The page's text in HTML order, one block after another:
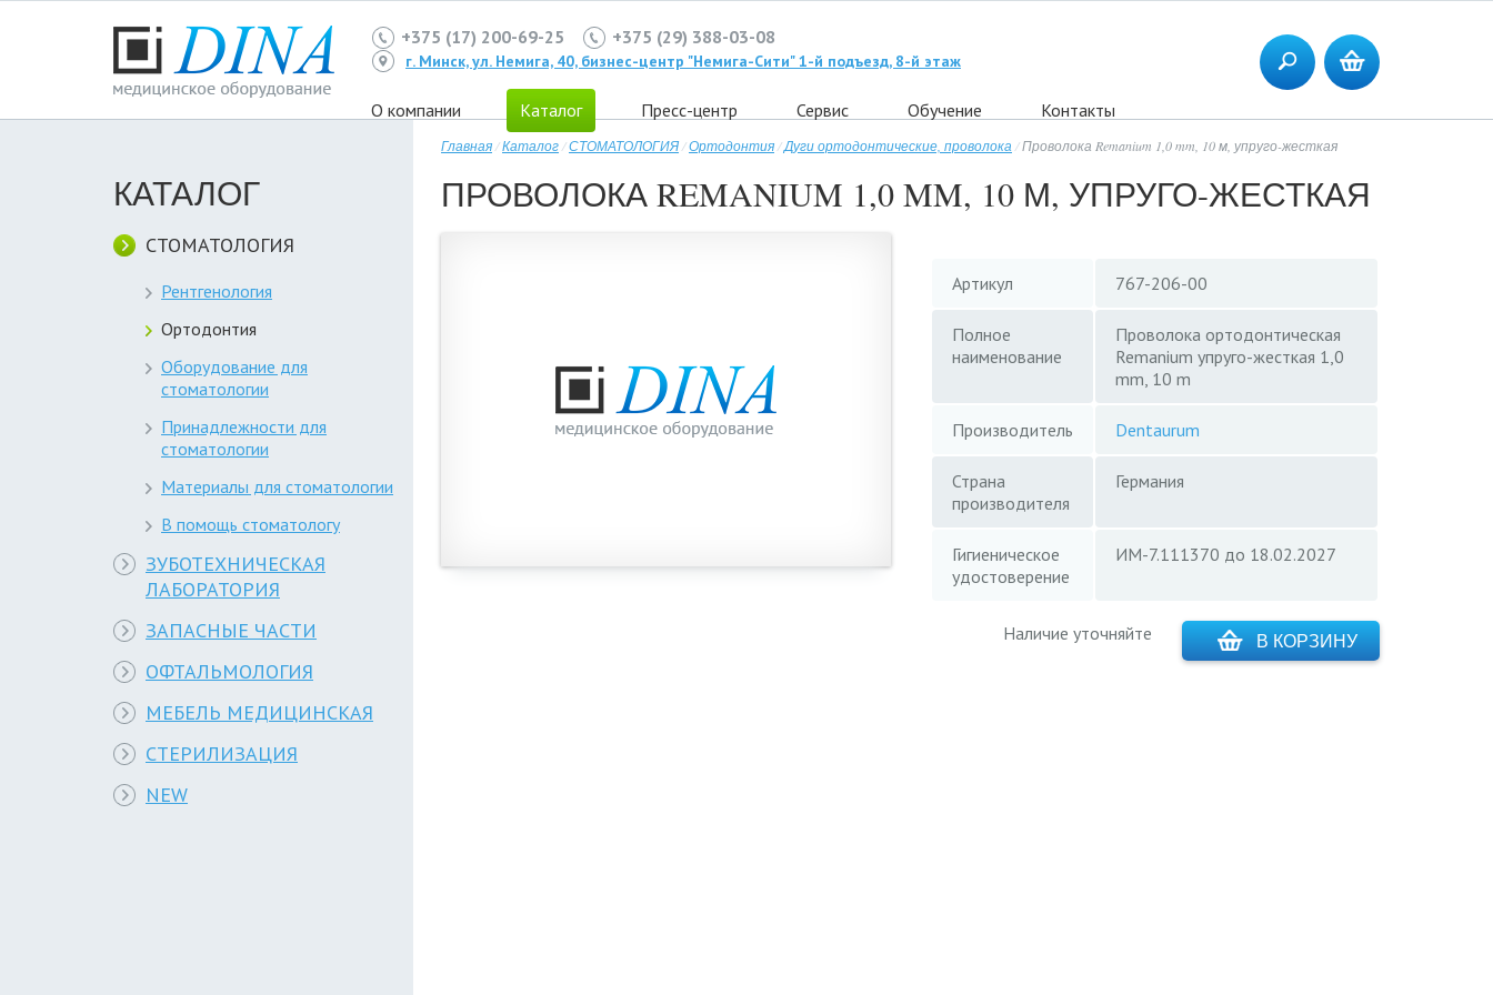
+375 (17) 200-69-25 +375 (29) 388-03-08
г. Минск, ул. Немига, 40, бизнес-центр "Немига-Сити" 1-й подъезд, 8-й этаж
О компании Каталог Пресс-центр Сервис Обучение Контакты
КАТАЛОГ
СТОМАТОЛОГИЯ
Рентгенология
Ортодонтия
Оборудование для
стоматологии
Принадлежности для
стоматологии
Материалы для стоматологии
В помощь стоматологу
ЗУБОТЕХНИЧЕСКАЯ
ЛАБОРАТОРИЯ
ЗАПАСНЫЕ ЧАСТИ
ОФТАЛЬМОЛОГИЯ
МЕБЕЛЬ МЕДИЦИНСКАЯ
СТЕРИЛИЗАЦИЯ
NEW
Главная/Каталог/СТОМАТОЛОГИЯ/Ортодонтия/Дуги ортодонтические, проволока /Проволока Remanium 1,0 mm, 10 м, упруго-жесткая
ПРОВОЛОКА REMANIUM 1,0 MM, 10 М, УПРУГО-ЖЕСТКАЯ
Артикул 767-206-00
Полное
наименование
Проволока ортодонтическая
Remanium упруго-жесткая 1,0
mm, 10 m
Производитель Dentaurum
Страна
производителя
Германия
Гигиеническое
удостоверение
ИМ-7.111370 до 18.02.2027
Наличие уточняйте В КОРЗИНУ